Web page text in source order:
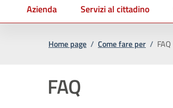
Azienda Servizi al cittadino
Home page / Come fare per / FAQ
FAQ